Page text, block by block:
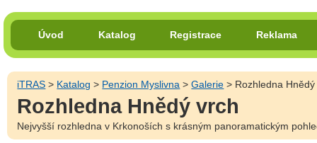
Úvod Katalog Registrace Reklama
iTRAS > Katalog > Penzion Myslivna >Galerie > Rozhledna
Rozhledna Hnědý vrch
Nejvyšší rozhledna v Krkonoších s krásným panoramatickým